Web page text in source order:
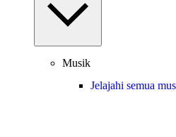
Musik
Jelajahi semua